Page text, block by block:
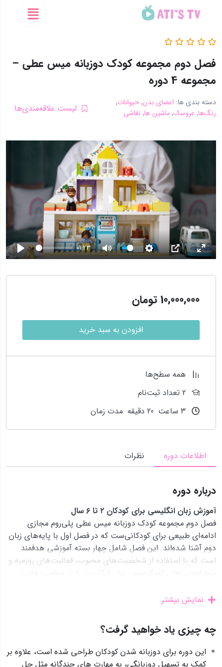
فصل دوم مجموعه کودک دوزبانه میس عطی –
مجموعه 4 دوره
دسته بندی ها: اعضای بدن,حیوانات,
رنگ‌ها, عروسک,ماشین ها, نقاشی لیست علاقه‌مندی‌ها
Play
01:23
Mute SettingsPIP
Play
10,000,000 تومان
افزودن به سبد خرید
همه سطح‌ها
2 تعداد ثبت‌نام
3 ساعت دقیقه مدت زمان
اطلاعات دوره نظرات
درباره دوره
آموزش زبان انگلیسی برای کودکان ۲ تا ۶ سال
فصل دوم مجموعه کودک دوزبانه میس عطی پلی‌روم مجازی
ادامه‌ای طبیعی برای کودکانی‌ست که در فصل اول با پایه‌های زبان
دوم آشنا شده‌اند. این فصل شامل چهار بسته‌ آموزشی هدفمند
است که با استفاده از شخصیت‌های محبوب، فعالیت‌های روزمره و
هر دوره از فصل دوم مجموعه کودک دوزبانه میس عطی، فرصتی
اعضای بدن، احساسات، کمک به دیگران، همدلی، نظم روزانه و
جذب کند.
نمایش بیشتر
چه چیزی یاد خواهید گرفت؟
این دوره برای دوزبانه شدن کودکان طراحی شده است، علاوه بر
کمک به تسهیل دوزبانگی، به مهارت های چندگانه مثل حل